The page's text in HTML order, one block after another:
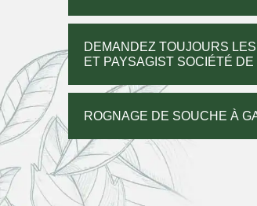
DEMANDEZ TOUJOURS
ET PAYSAGIST SOCIÉTÉ
ROGNAGE DE SOUCHE À